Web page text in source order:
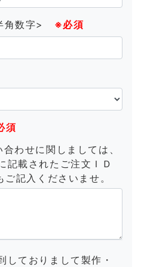
角数字> ※必須
須
わせに関しましては、
記載されたご注文ＩＤ
記入くださいませ。
しておりまして製作・